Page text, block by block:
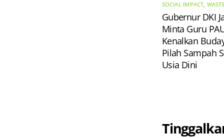
SOCIAL IMPACT
Gubernur DKI
Minta Guru
Kenalkan
Pilah Sampah
Usia Dini